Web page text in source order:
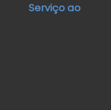
Serviço ao